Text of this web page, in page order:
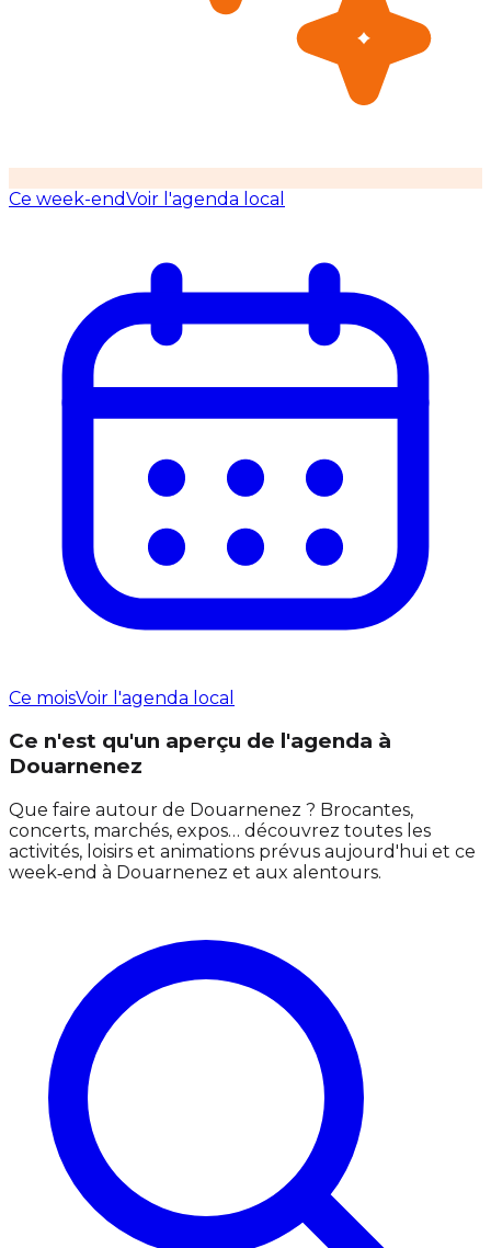
Ce week-endVoir l'agenda local
Ce moisVoir l'agenda local
Ce n'est qu'un aperçu de l'agenda à
Douarnenez
Que faire autour de Douarnenez ? Brocantes,
concerts, marchés, expos… découvrez toutes les
activités, loisirs et animations prévus aujourd'hui et ce
week‑end à Douarnenez et aux alentours.